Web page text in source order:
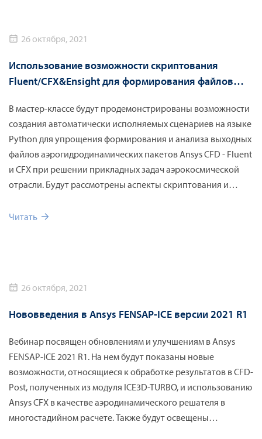
26 октября, 2021
Использование возможности скриптования
Fluent/CFX&Ensight для формирования файлов
В мастер-классе будут продемонстрированы возможности
создания автоматически исполняемых сценариев на языке
Python для упрощения формирования и анализа выходных
файлов аэрогидродинамических пакетов Ansys CFD - Fluent
и CFX при решении прикладных задач аэрокосмической
отрасли. Будут рассмотрены аспекты скриптования и
экспорта файлов в сторонние форматы.
Читать
26 октября, 2021
Нововведения в Ansys FENSAP-ICE версии 2021 R1
Вебинар посвящен обновлениям и улучшениям в Ansys
FENSAP-ICE 2021 R1. На нем будут показаны новые
возможности, относящиеся к обработке результатов в CFD-
Post, полученных из модуля ICE3D-TURBO, и использованию
Ansys CFX в качестве аэродинамического решателя в
многостадийном расчете. Также будут освещены